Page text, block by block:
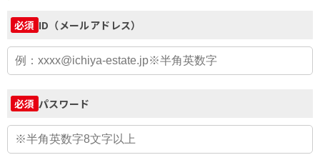
必須 ID（メールアドレス）
必須 パスワード